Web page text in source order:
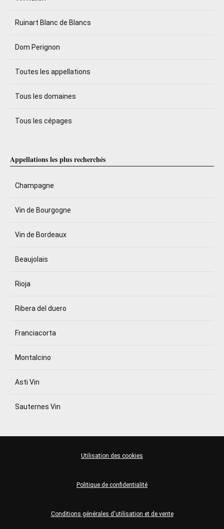
Ruinart Blanc de Blancs
Dom Perignon
Toutes les appellations
Tous les domaines
Tous les cépages
Appellations les plus recherchés
Champagne
Vin de Bourgogne
Vin de Bordeaux
Beaujolais
Rioja
Ribera del duero
Franciacorta
Montalcino
Asti Vin
Sauternes Vin
Conditions générales d'utilisation et de vente
Politique de confidentialité
Utilisation des cookies